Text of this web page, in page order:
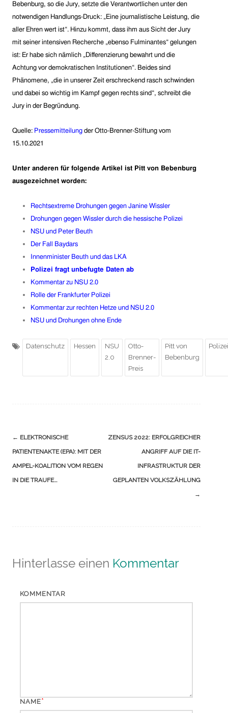
Bebenburg, so die Jury, setzte die Verantwortlichen unter den
notwendigen Handlungs-Druck: „Eine journalistische Leistung, die
aller Ehren wert ist“. Hinzu kommt, dass ihm aus Sicht der Jury
mit seiner intensiven Recherche „ebenso Fulminantes“ gelungen
ist: Er habe sich nämlich „Differenzierung bewahrt und die
Achtung vor demokratischen Institutionen“. Beides sind
Phänomene, „die in unserer Zeit erschreckend rasch schwinden
und dabei so wichtig im Kampf gegen rechts sind“, schreibt die
Jury in der Begründung.
Que lle: Pressemitteilung der Otto-Brenner-Stiftung vom
15.10.2021
Unter anderen für folgende Artikel ist Pitt von Bebenburg
ausgezeichnet worden:
Rechtsextreme Drohungen gegen Janine Wissler
Drohungen gegen Wissler durch die hessische Polizei
NSU und Peter Beuth
Der Fall Baydars
Innenminister Beuth und das LKA
Polizei fragt unbefugte Daten ab
Kommentar zu NSU 2.0
Rolle der Frankfurter Polizei
Kommentar zur rechten Hetze und NSU 2.0
NSU und Drohungen ohne Ende
Datenschutz Hessen
NSU
2.0
Otto-
Brenner-
Preis
Pitt von
Bebenburg
Polizei
Navigation
(Beiträge)
← ELEKTRONISCHE
PATIENTENAKTE (EPA): MIT DER
AMPEL-KOALITION VOM REGEN
IN DIE TRAUFE…
ZENSUS 2022: ERFOLGREICHER
ANGRIFF AUF DIE IT-
INFRASTRUKTUR DER
GEPLANTEN VOLKSZÄHLUNG
→
Hinterlasse einen Kommentar
KOMMENTAR
NAME*